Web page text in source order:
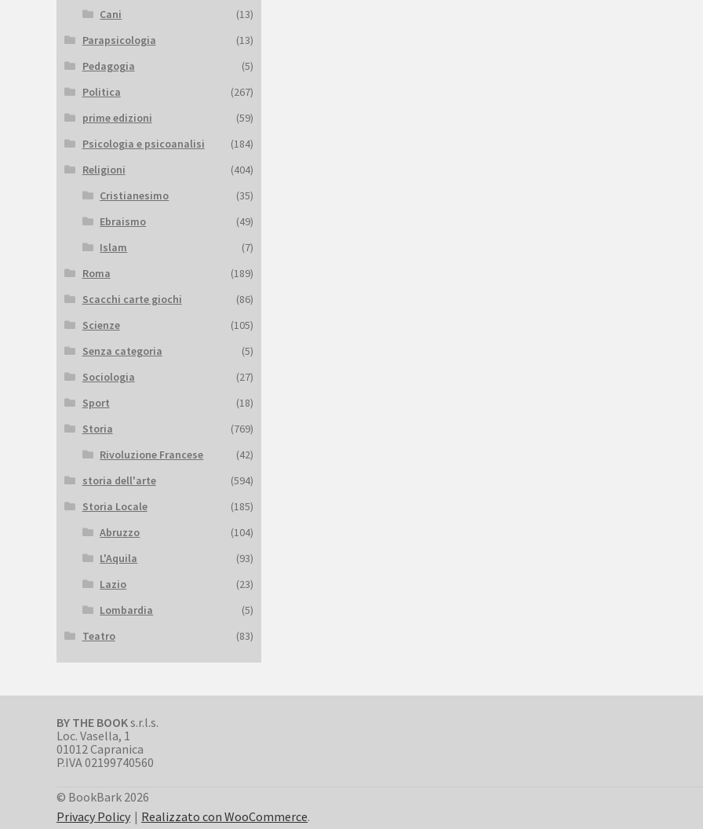
Cani
(13)
Parapsicologia
(13)
Pedagogia
(5)
Politica
(267)
prime edizioni
(59)
Psicologia e psicoanalisi
(184)
Religioni
(404)
Cristianesimo
(35)
Ebraismo
(49)
Islam
(7)
Roma
(189)
Scacchi carte giochi
(86)
Scienze
(105)
Senza categoria
(5)
Sociologia
(27)
Sport
(18)
Storia
(769)
Rivoluzione Francese
(42)
storia dell'arte
(594)
Storia Locale
(185)
Abruzzo
(104)
L'Aquila
(93)
Lazio
(23)
Lombardia
(5)
Teatro
(83)
BY THE BOOKs.r.l.s.
Loc. Vasella, 1
01012 Capranica
P.IVA 02199740560
© BookBark 2026
Privacy Policy
Realizzato con WooCommerce.